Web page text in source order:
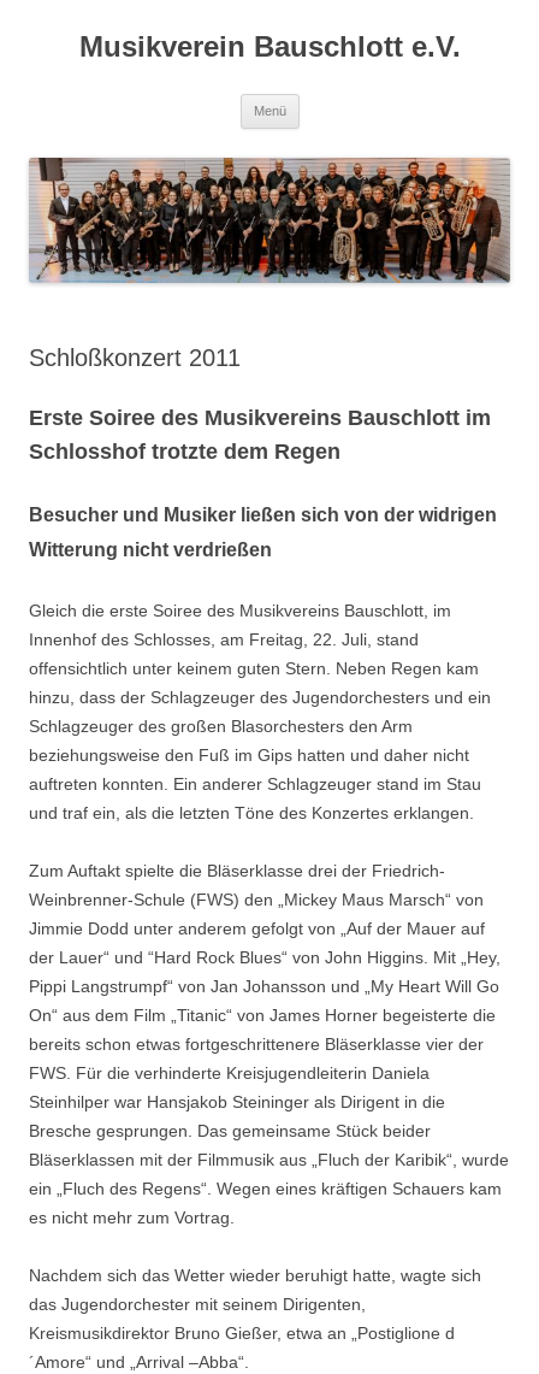
springenMusikverein Bauschlott e.V.
Menü
Schloßkonzert 2011
Erste Soiree des Musikvereins Bauschlott im
Schlosshof trotzte dem Regen
Besucher und Musiker ließen sich von der widrigen
Witterung nicht verdrießen
Gleich die erste Soiree des Musikvereins Bauschlott, im
Innenhof des Schlosses, am Freitag, 22. Juli, stand
offensichtlich unter keinem guten Stern. Neben Regen kam
hinzu, dass der Schlagzeuger des Jugendorchesters und ein
Schlagzeuger des großen Blasorchesters den Arm
beziehungsweise den Fuß im Gips hatten und daher nicht
auftreten konnten. Ein anderer Schlagzeuger stand im Stau
und traf ein, als die letzten Töne des Konzertes erklangen.
Zum Auftakt spielte die Bläserklasse drei der Friedrich-
Weinbrenner-Schule (FWS) den „Mickey Maus Marsch“ von
Jimmie Dodd unter anderem gefolgt von „Auf der Mauer auf
der Lauer“ und “Hard Rock Blues“ von John Higgins. Mit „Hey,
Pippi Langstrumpf“ von Jan Johansson und „My Heart Will Go
On“ aus dem Film „Titanic“ von James Horner begeisterte die
bereits schon etwas fortgeschrittenere Bläserklasse vier der
FWS. Für die verhinderte Kreisjugendleiterin Daniela
Steinhilper war Hansjakob Steininger als Dirigent in die
Bresche gesprungen. Das gemeinsame Stück beider
Bläserklassen mit der Filmmusik aus „Fluch der Karibik“, wurde
ein „Fluch des Regens“. Wegen eines kräftigen Schauers kam
es nicht mehr zum Vortrag.
Nachdem sich das Wetter wieder beruhigt hatte, wagte sich
das Jugendorchester mit seinem Dirigenten,
Kreismusikdirektor Bruno Gießer, etwa an „Postiglione d
´Amore“ und „Arrival –Abba“.